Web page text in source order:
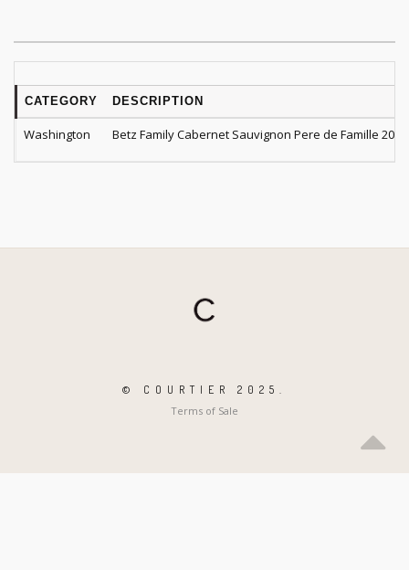
CATEGORY DESCRIPTION
Washington Betz Family Cabernet Sauvignon Pere de Famille 2018
© COURTIER 2025.
Terms of Sale